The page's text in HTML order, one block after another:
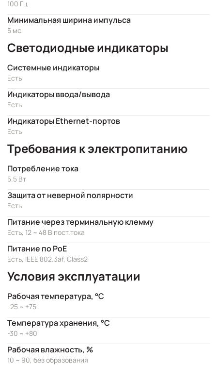
100 Гц
Минимальная ширина импульса
5 мс
Светодиодные индикаторы
Системные индикаторы
Есть
Индикаторы ввода/вывода
Есть
Индикаторы Ethernet-портов
Есть
Требования к электропитанию
Потребление тока
5.5 Вт
Защита от неверной полярности
Есть
Питание через терминальную клемму
Есть, 12 ~ 48 В пост.тока
Питание по PoE
Есть, IEEE 802.3af, Class2
Условия эксплуатации
Рабочая температура, °C
-25 ~ +75
Температура хранения, °C
-30 ~ +80
Рабочая влажность, %
10 ~ 90, без образования